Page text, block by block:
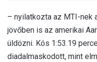
– nyilatkozta az MTI-nek
jövőben is az amerikai
üldözni. Kós 1:53.19
diadalmaskodott, mint